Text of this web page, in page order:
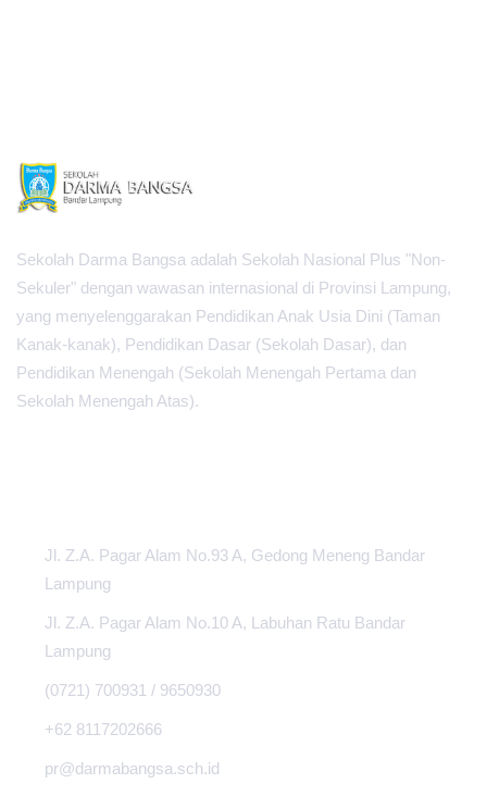
Sekolah Darma Bangsa adalah Sekolah Nasional Plus "Non-
Sekuler" dengan wawasan internasional di Provinsi Lampung,
yang menyelenggarakan Pendidikan Anak Usia Dini (Taman
Kanak-kanak), Pendidikan Dasar (Sekolah Dasar), dan
Pendidikan Menengah (Sekolah Menengah Pertama dan
Sekolah Menengah Atas).
Jl. Z.A. Pagar Alam No.93 A, Gedong Meneng Bandar
Lampung
Jl. Z.A. Pagar Alam No.10 A, Labuhan Ratu Bandar
Lampung
(0721) 700931 / 9650930
+62 8117202666
pr@darmabangsa.sch.id